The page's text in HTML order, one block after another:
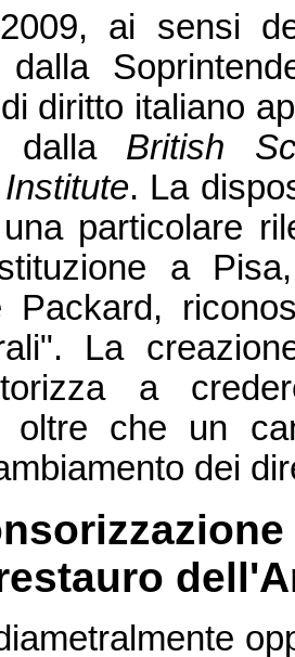
ai sensi
dalla
diritto italiano
dalla British
. La
particolare
a
Packard,
La
a
oltre che un
dei